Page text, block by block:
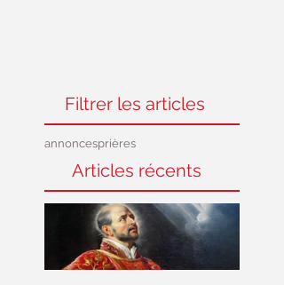
Filtrer les articles
annoncesprières
Articles récents